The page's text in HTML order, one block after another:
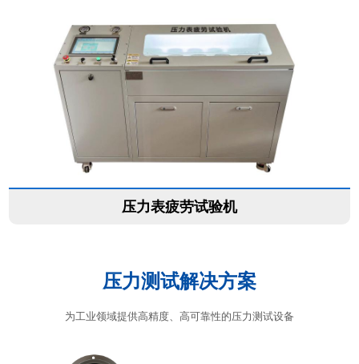
压力表疲劳试验机
压力测试解决方案
为工业领域提供高精度、高可靠性的压力测试设备